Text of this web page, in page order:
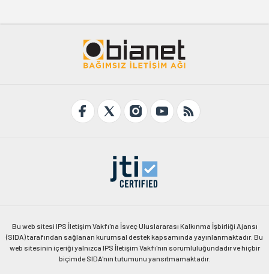
Bu web sitesi IPS İletişim Vakfı'na İsveç Uluslararası Kalkınma İşbirliği Ajansı
(SIDA) tarafından sağlanan kurumsal destek kapsamında yayınlanmaktadır. Bu
web sitesinin içeriği yalnızca IPS İletişim Vakfı'nın sorumluluğundadır ve hiçbir
biçimde SIDA'nın tutumunu yansıtmamaktadır.